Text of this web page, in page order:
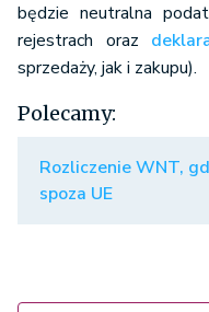
będzie neutralna
rejestrach oraz
sprzedaży, jak i zakupu).
Polecamy:
Rozliczenie WNT,
spoza UE